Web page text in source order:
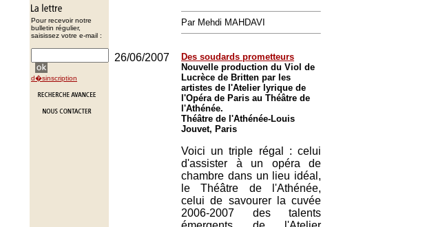
Pour recevoir notre
bulletin régulier,
saisissez votre e-mail :
d�sinscription
Par Mehdi MAHDAVI
26/06/2007
Des soudards prometteurs
Nouvelle production du Viol de
Lucrèce de Britten par les
artistes de l'Atelier lyrique de
l'Opéra de Paris au Théâtre de
l'Athénée.
Théâtre de l'Athénée-Louis
Jouvet, Paris
Voici un triple régal : celui
d'assister à un opéra de
chambre dans un lieu idéal,
le Théâtre de l'Athénée,
celui de savourer la cuvée
2006-2007 des talents